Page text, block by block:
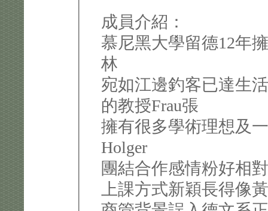
成員介紹：
慕尼黑大學留德12年
林
宛如江邊釣客已達生
的教授Frau張
擁有很多學術理想及
Holger
團結合作感情粉好相
上課方式新穎長得像